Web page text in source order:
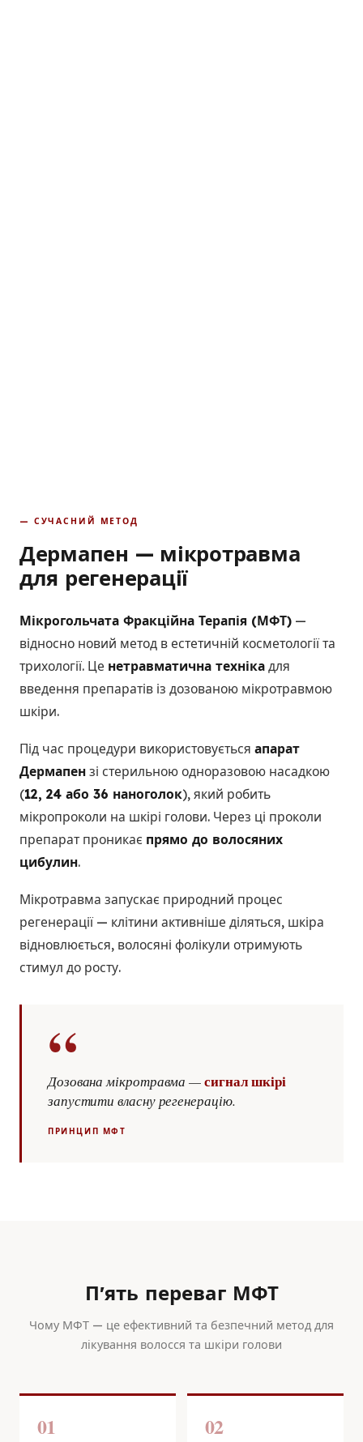
— СУЧАСНИЙ МЕТОД
Дермапен — мікротравма
для регенерації
Мікрогольчата Фракційна Терапія (МФТ) —
відносно новий метод в естетичній косметології та
трихології. Це нетравматична техніка для
введення препаратів із дозованою мікротравмою
шкіри.
Під час процедури використовується апарат
Дермапен зі стерильною одноразовою насадкою
(12, 24 або 36 наноголок), який робить
мікропроколи на шкірі голови. Через ці проколи
препарат проникає прямо до волосяних
цибулин.
Мікротравма запускає природний процес
регенерації — клітини активніше діляться, шкіра
відновлюється, волосяні фолікули отримують
стимул до росту.
“
Дозована мікротравма —сигнал шкірі
запустити власну регенерацію.
ПРИНЦИП МФТ
Пʼять переваг МФТ
Чому МФТ — це ефективний та безпечний метод для
лікування волосся та шкіри голови
01 02